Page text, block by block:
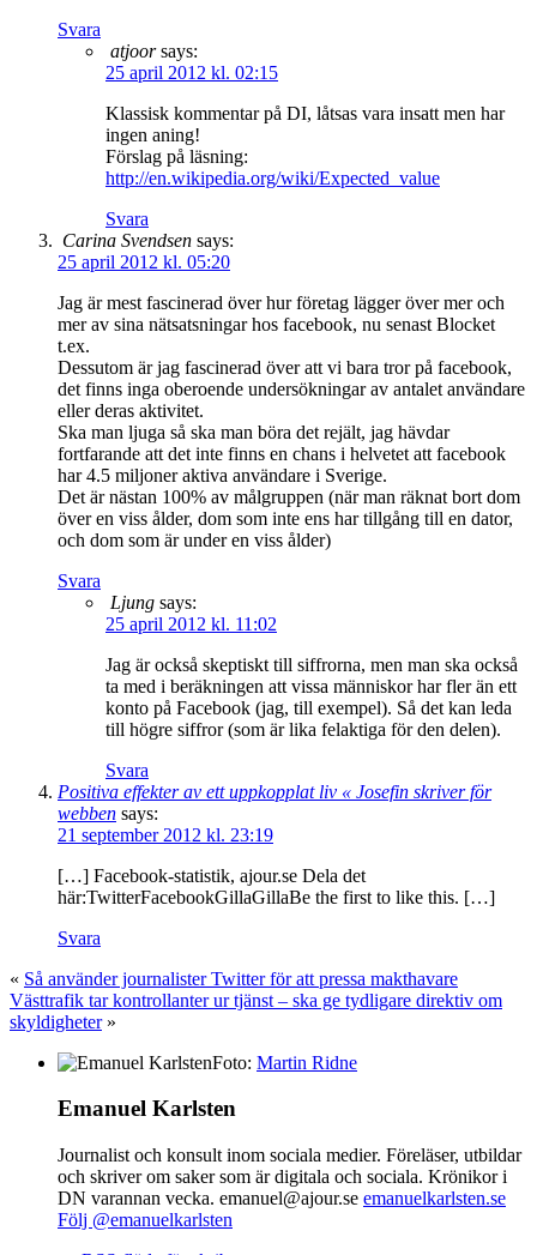
Svara
atjoor says:
25 april 2012 kl. 02:15
Klassisk kommentar på DI, låtsas vara insatt men har
ingen aning!
Förslag på läsning:
http://en.wikipedia.org/wiki/Expected_value
Svara
Carina Svendsen says:
25 april 2012 kl. 05:20
Jag är mest fascinerad över hur företag lägger över mer och
mer av sina nätsatsningar hos facebook, nu senast Blocket
t.ex.
Dessutom är jag fascinerad över att vi bara tror på facebook,
det finns inga oberoende undersökningar av antalet användare
eller deras aktivitet.
Ska man ljuga så ska man böra det rejält, jag hävdar
fortfarande att det inte finns en chans i helvetet att facebook
har 4.5 miljoner aktiva användare i Sverige.
Det är nästan 100% av målgruppen (när man räknat bort dom
över en viss ålder, dom som inte ens har tillgång till en dator,
och dom som är under en viss ålder)
Svara
Ljung says:
25 april 2012 kl. 11:02
Jag är också skeptiskt till siffrorna, men man ska också
ta med i beräkningen att vissa människor har fler än ett
konto på Facebook (jag, till exempel). Så det kan leda
till högre siffror (som är lika felaktiga för den delen).
Svara
Positiva effekter av ett uppkopplat liv « Josefin skriver för
webben says:
21 september 2012 kl. 23:19
[…] Facebook-statistik, ajour.se Dela det
här:TwitterFacebookGillaGillaBe the first to like this. […]
Svara
« Så använder journalister Twitter för att pressa makthavare
Västtrafik tar kontrollanter ur tjänst – ska ge tydligare direktiv om
skyldigheter»
Foto: Martin Ridne
Emanuel Karlsten
Journalist och konsult inom sociala medier. Föreläser, utbildar
och skriver om saker som är digitala och sociala. Krönikor i
DN varannan vecka. emanuel@ajour.se emanuelkarlsten.se
Följ @emanuelkarlsten